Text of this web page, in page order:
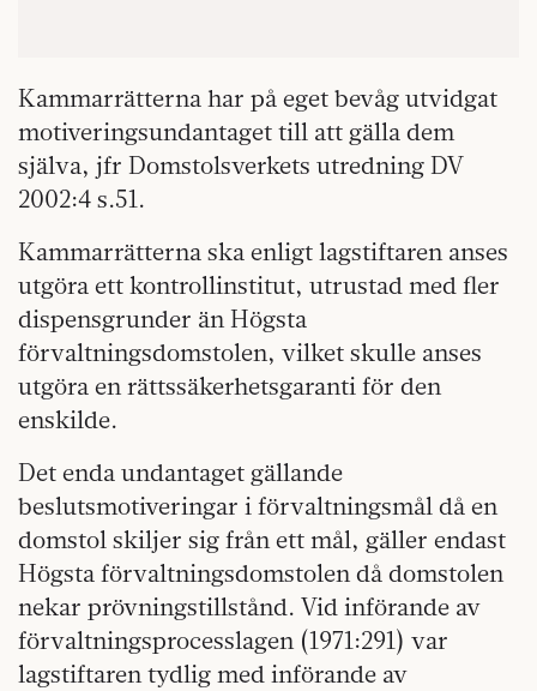
Kammarrätterna har på eget bevåg utvidgat
motiveringsundantaget till att gälla dem
själva, jfr Domstolsverkets utredning DV
2002:4 s.51.
Kammarrätterna ska enligt lagstiftaren anses
utgöra ett kontrollinstitut, utrustad med fler
dispensgrunder än Högsta
förvaltningsdomstolen, vilket skulle anses
utgöra en rättssäkerhetsgaranti för den
enskilde.
Det enda undantaget gällande
beslutsmotiveringar i förvaltningsmål då en
domstol skiljer sig från ett mål, gäller endast
Högsta förvaltningsdomstolen då domstolen
nekar prövningstillstånd. Vid införande av
förvaltningsprocesslagen (1971:291) var
lagstiftaren tydlig med införande av